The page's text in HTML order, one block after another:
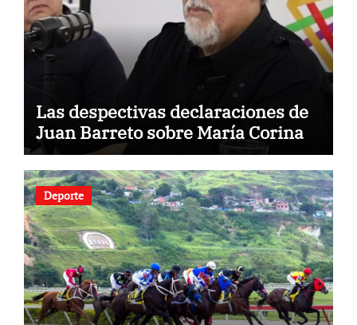
Las despectivas declaraciones de
Juan Barreto sobre María Corina
Deporte